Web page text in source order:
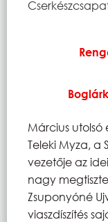
Március
Teleki Myza, a
vezetője az
nagy
Zsuponyóné
viaszdíszítés